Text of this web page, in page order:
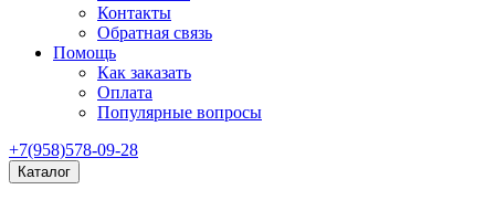
Контакты
Обратная связь
Помощь
Как заказать
Оплата
Популярные вопросы
+7(958)578-09-28
Каталог